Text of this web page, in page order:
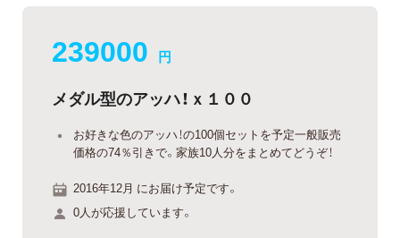
239000 円
メダル型のアッハ！ｘ１００
お好きな色のアッハ！の100個セットを予定一般販売
価格の74％引きで。家族10人分をまとめてどうぞ！
2016年12月 にお届け予定です。
0人が応援しています。